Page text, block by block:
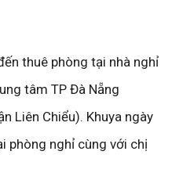
thuê phòng tại nhà nghỉ
tâm TP Đà Nẵng
Liên Chiểu). Khuya ngày
phòng nghỉ cùng với chị